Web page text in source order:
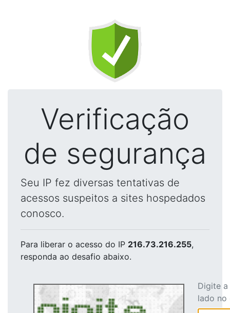
Verificação
de segurança
Seu IP fez diversas tentativas de
acessos suspeitos a sites hospedados
conosco.
Para liberar o acesso do IP 216.73.216.255,
responda ao desafio abaixo.
Digite
lado no